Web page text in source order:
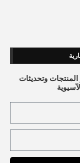
المنتجات وتحديثات